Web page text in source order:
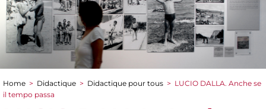
You are here
Home > Didactique > Didactique pour tous > LUCIO DALLA. Anche se
il tempo passa